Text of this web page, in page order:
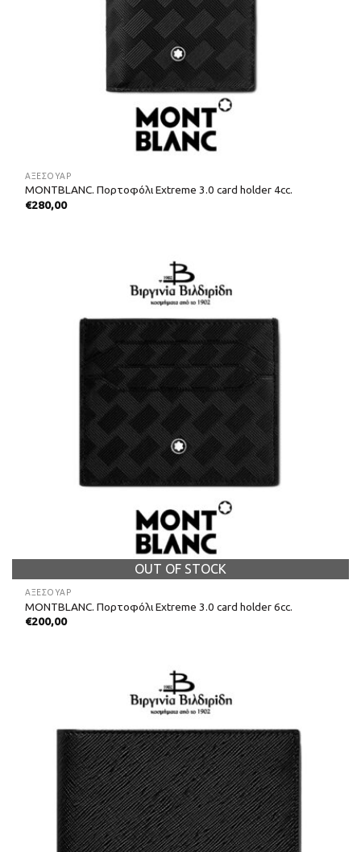
ΑΞΕΣΟΥΑΡ
MONTBLANC. Πορτοφόλι Extreme 3.0 card holder 4cc.
€280,00
OUT OF STOCK
ΑΞΕΣΟΥΑΡ
MONTBLANC. Πορτοφόλι Extreme 3.0 card holder 6cc.
€200,00